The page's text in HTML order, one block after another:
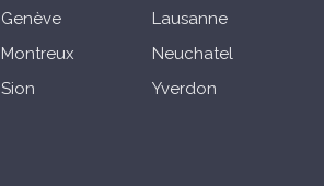
Genève
Lausanne
Montreux
Neuchatel
Sion Yverdon